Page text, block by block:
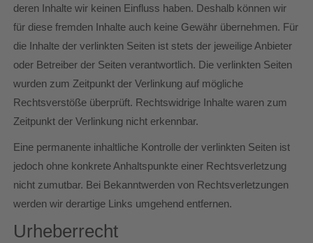
deren Inhalte wir keinen Einfluss haben. Deshalb können wir
für diese fremden Inhalte auch keine Gewähr übernehmen. Für
die Inhalte der verlinkten Seiten ist stets der jeweilige Anbieter
oder Betreiber der Seiten verantwortlich. Die verlinkten Seiten
wurden zum Zeitpunkt der Verlinkung auf mögliche
Rechtsverstöße überprüft. Rechtswidrige Inhalte waren zum
Zeitpunkt der Verlinkung nicht erkennbar.
Eine permanente inhaltliche Kontrolle der verlinkten Seiten ist
jedoch ohne konkrete Anhaltspunkte einer Rechtsverletzung
nicht zumutbar. Bei Bekanntwerden von Rechtsverletzungen
werden wir derartige Links umgehend entfernen.
Urheberrecht